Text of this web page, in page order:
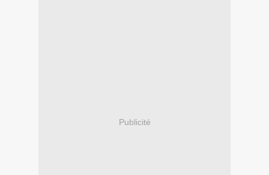
Publicité